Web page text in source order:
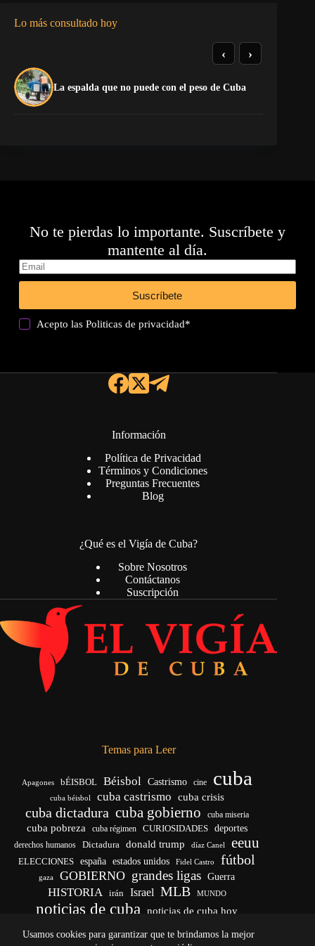
Usamos cookies para garantizar que te brindamos la mejor
Lo más consultado hoy
La espalda que no puede con el peso de Cuba
‹ ›
No te pierdas lo importante. Suscríbete y
mantente al día.
Suscríbete
Acepto lasPoliticas de privacidad*
Información
Política de Privacidad
Términos y Condiciones
Preguntas Frecuentes
Blog
¿Qué es el Vigía de Cuba?
Sobre Nosotros
Contáctanos
Suscripción
Temas para Leer
Apagones bÉISBOL Béisbol Castrismo cine cuba
cuba béisbol cuba castrismo cuba crisis
cuba dictadura cuba gobierno cuba miseria
cuba pobreza cuba régimen CURIOSIDADES deportes
derechos humanos Dictadura donald trump díaz Canel eeuu
ELECCIONES españa estados unidos Fidel Castro fútbol
gaza GOBIERNO grandes ligas Guerra
HISTORIA irán Israel MLB MUNDO
noticias de cuba
noticias de cuba hoy
vida yankees